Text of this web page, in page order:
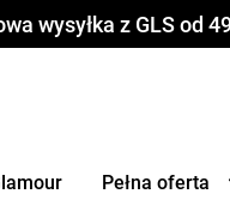
wysyłka z GLS od
Pełna oferta